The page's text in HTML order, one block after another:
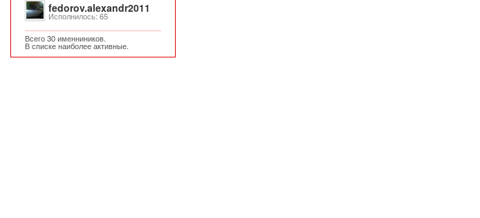
fedorov.alexandr2011
Исполнилось: 65
Всего 30 именниников.
В списке наиболее активные.